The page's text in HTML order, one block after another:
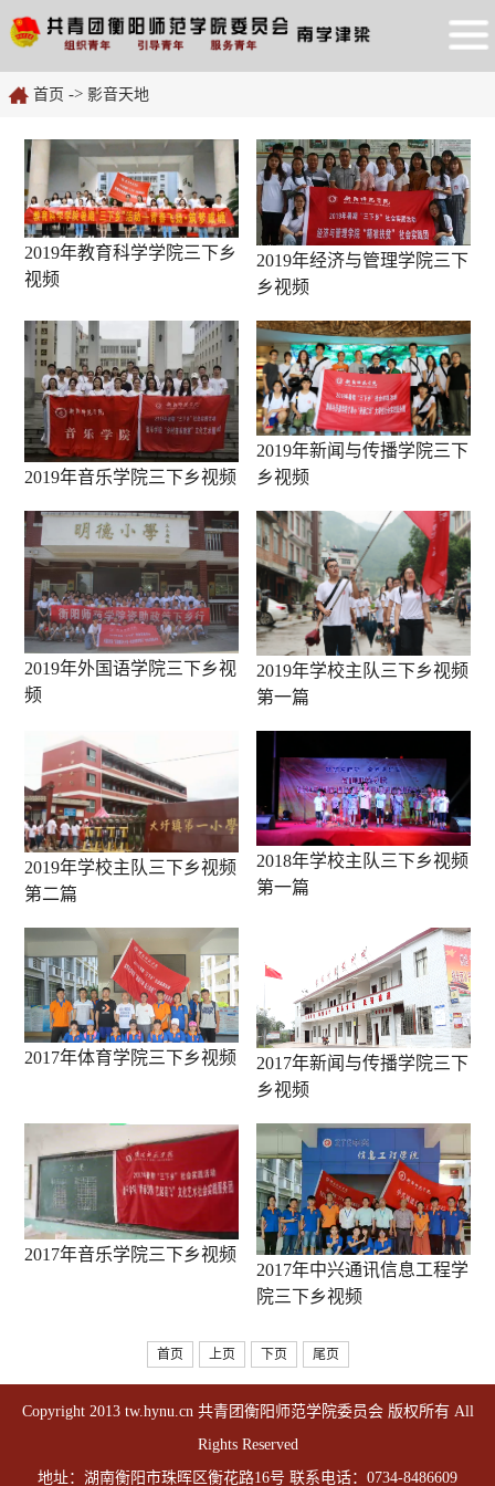
首页 -> 影音天地
2019年教育科学学院三下乡
视频
2019年经济与管理学院三下
乡视频
2019年音乐学院三下乡视频
2019年新闻与传播学院三下
乡视频
2019年外国语学院三下乡视
频
2019年学校主队三下乡视频
第一篇
2019年学校主队三下乡视频
第二篇
2018年学校主队三下乡视频
第一篇
2017年体育学院三下乡视频
2017年新闻与传播学院三下
乡视频
2017年音乐学院三下乡视频
2017年中兴通讯信息工程学
院三下乡视频
首页 上页 下页 尾页
Copyright 2013 tw.hynu.cn 共青团衡阳师范学院委员会 版权所有 All
Rights Reserved
地址：湖南衡阳市珠晖区衡花路16号 联系电话：0734-8486609